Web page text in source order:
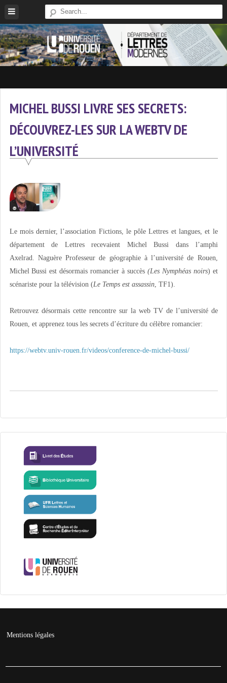
content
MICHEL BUSSI LIVRE SES SECRETS:
DÉCOUVREZ-LES SUR LA WEBTV DE
L’UNIVERSITÉ
Le mois dernier, l’association Fictions, le pôle Lettres et langues, et le
département de Lettres recevaient Michel Bussi dans l’amphi
Axelrad. Naguère Professeur de géographie à l’université de Rouen,
Michel Bussi est désormais romancier à succès (Les Nymphéas noirs) et
scénariste pour la télévision (Le Temps est assassin, TF1).
Retrouvez désormais cette rencontre sur la web TV de l’université de
Rouen, et apprenez tous les secrets d’écriture du célèbre romancier:
https://webtv.univ-rouen.fr/videos/conference-de-michel-bussi/
Mentions légales